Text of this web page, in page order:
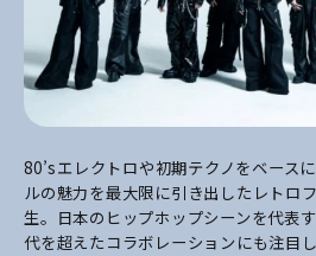
80’sエレクトロや初期テクノをベース
ルの魅力を最大限に引き出したレトロ
生。日本のヒップホップシーンを代表
代を超えたコラボレーションにも注目